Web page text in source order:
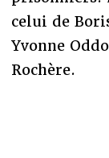
celui de
Yvonne
Rochère.